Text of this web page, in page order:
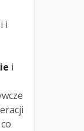
i
i